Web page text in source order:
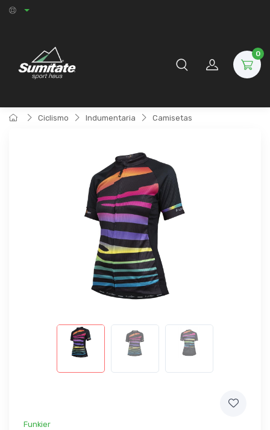
0
Ciclismo Indumentaria Camisetas
Funkier